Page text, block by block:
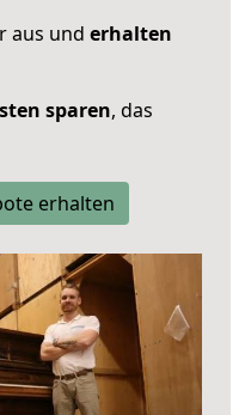
aus und erhalten
sparen, das
erhalten